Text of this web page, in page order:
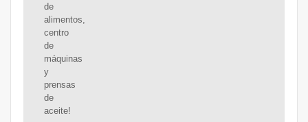
de
alimentos,
centro
de
máquinas
y
prensas
de
aceite!